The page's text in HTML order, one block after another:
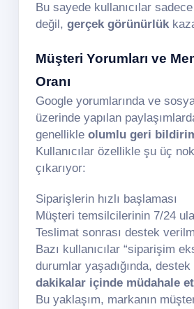
Bu sayede kullanıcılar
değil, gerçek görünürlük
Müşteri Yorumları ve
Oranı
Google yorumlarında ve
üzerinde yapılan
genellikle olumlu geri
Kullanıcılar özellikle şu üç
çıkarıyor:
Siparişlerin hızlı başlaması
Müşteri temsilcilerinin 7/24
Teslimat sonrası destek
Bazı kullanıcılar “siparişim
durumlar yaşadığında,
dakikalar içinde müdahale
Bu yaklaşım, markanın